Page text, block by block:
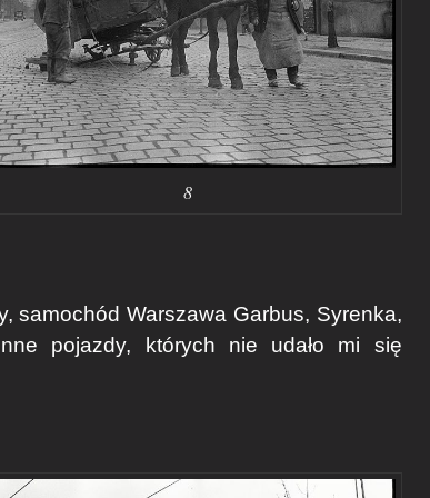
8
samochód Warszawa Garbus, Syrenka,
pojazdy, których nie udało mi się